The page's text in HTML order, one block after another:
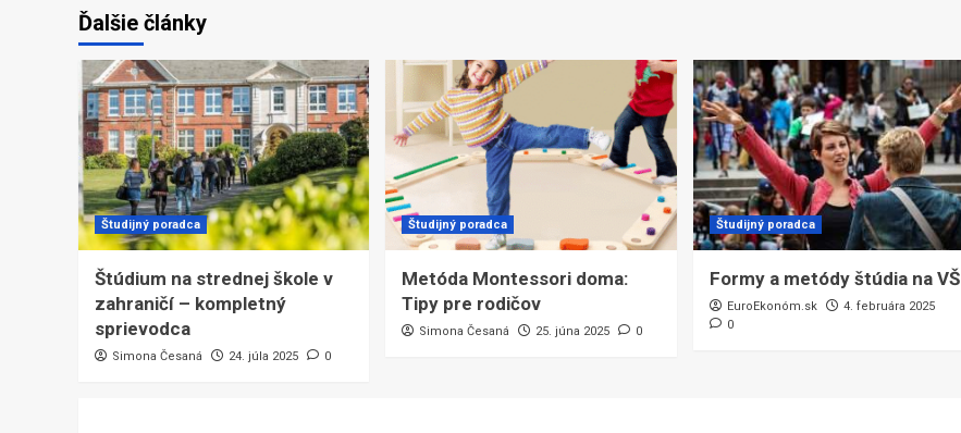
Ďalšie články
Študijný poradca
Štúdium na strednej škole v
zahraničí – kompletný
sprievodca
Simona Česaná 24. júla 2025 0
Študijný poradca
Metóda Montessori doma:
Tipy pre rodičov
Simona Česaná 25. júna 2025 0
Študijný poradca
Formy a metódy štúdia na VŠ
EuroEkonóm.sk
4. februára 2025
0